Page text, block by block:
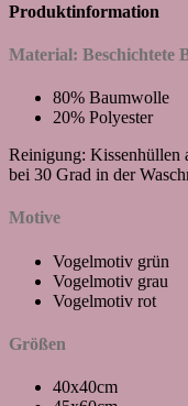
Produktinformation
Material: Beschichtete
80% Baumwolle
20% Polyester
Reinigung: Kissenhüllen
bei 30 Grad in der
Motive
Vogelmotiv grün
Vogelmotiv grau
Vogelmotiv rot
Größen
40x40cm